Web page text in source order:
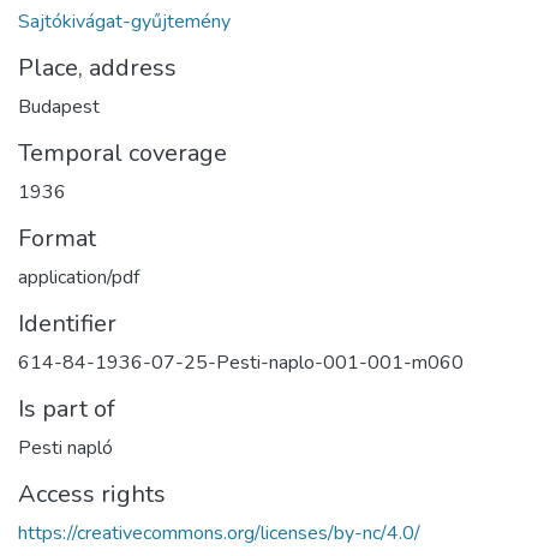
Sajtókivágat-gyűjtemény
Place, address
Budapest
Temporal coverage
1936
Format
application/pdf
Identifier
614-84-1936-07-25-Pesti-naplo-001-001-m060
Is part of
Pesti napló
Access rights
https://creativecommons.org/licenses/by-nc/4.0/